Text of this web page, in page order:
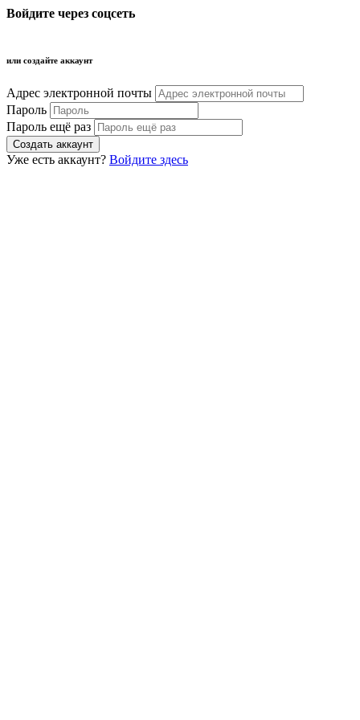
Войдите через соцсеть
или создайте аккаунт
Адрес электронной почты
Пароль
Пароль ещё раз
Уже есть аккаунт? Войдите здесь